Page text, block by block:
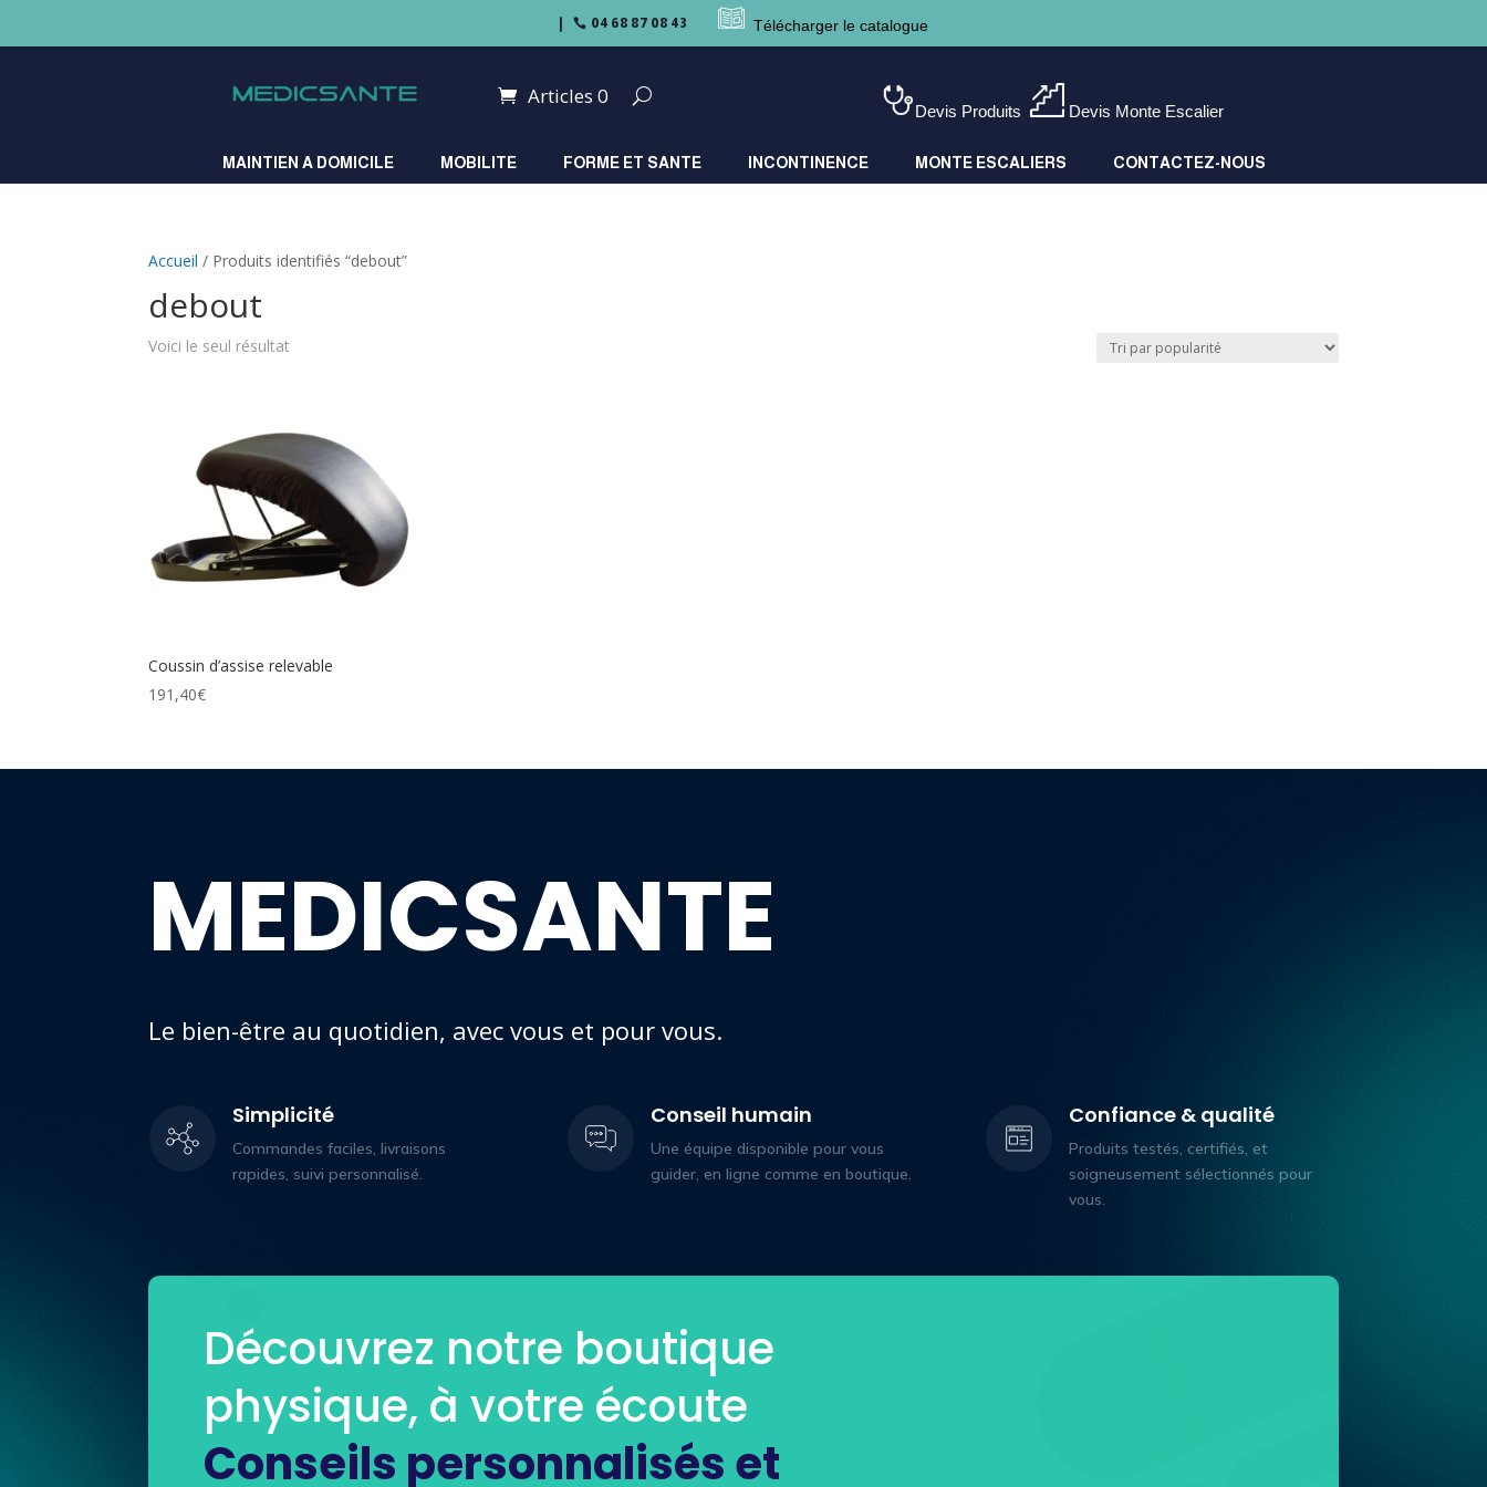
 04 68 87 08 43 Télécharger le catalogue
Articles 0
Devis Produits Devis Monte Escalier
MAINTIEN A DOMICILE MOBILITE FORME ET SANTE INCONTINENCE MONTE ESCALIERS CONTACTEZ-NOUS
Accueil / Produits identifiés “debout”
debout
Voici le seul résultat
Coussin d’assise relevable
191,40€
MEDICSANTE
Le bien-être au quotidien, avec vous et pour vous.
Simplicité
Commandes faciles, livraisons
rapides, suivi personnalisé.
Conseil humain
Une équipe disponible pour vous
guider, en ligne comme en boutique.
Confiance & qualité
Produits testés, certifiés, et
soigneusement sélectionnés pour
vous.
Découvrez notre boutique
physique, à votre écoute
Conseils personnalisés et